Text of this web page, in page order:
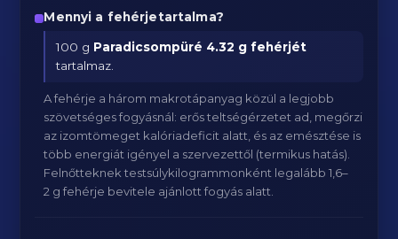
Mennyi a fehérjetartalma?
100 g Paradicsompüré 4.32 g fehérjét
tartalmaz.
A fehérje a három makrotápanyag közül a legjobb
szövetséges fogyásnál: erős teltségérzetet ad, megőrzi
az izomtömeget kalóriadeficit alatt, és az emésztése is
több energiát igényel a szervezettől (termikus hatás).
Felnőtteknek testsúlykilogrammonként legalább 1,6–
2 g fehérje bevitele ajánlott fogyás alatt.